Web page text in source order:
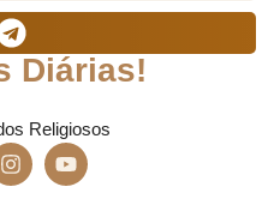
Diárias!
Religiosos